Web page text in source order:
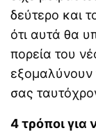
δεύτερο και
ότι αυτά θα
πορεία του
εξομαλύνουν
σας
4 τρόποι για